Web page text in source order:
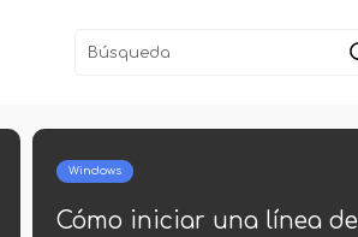
Windows
Cómo iniciar una línea de